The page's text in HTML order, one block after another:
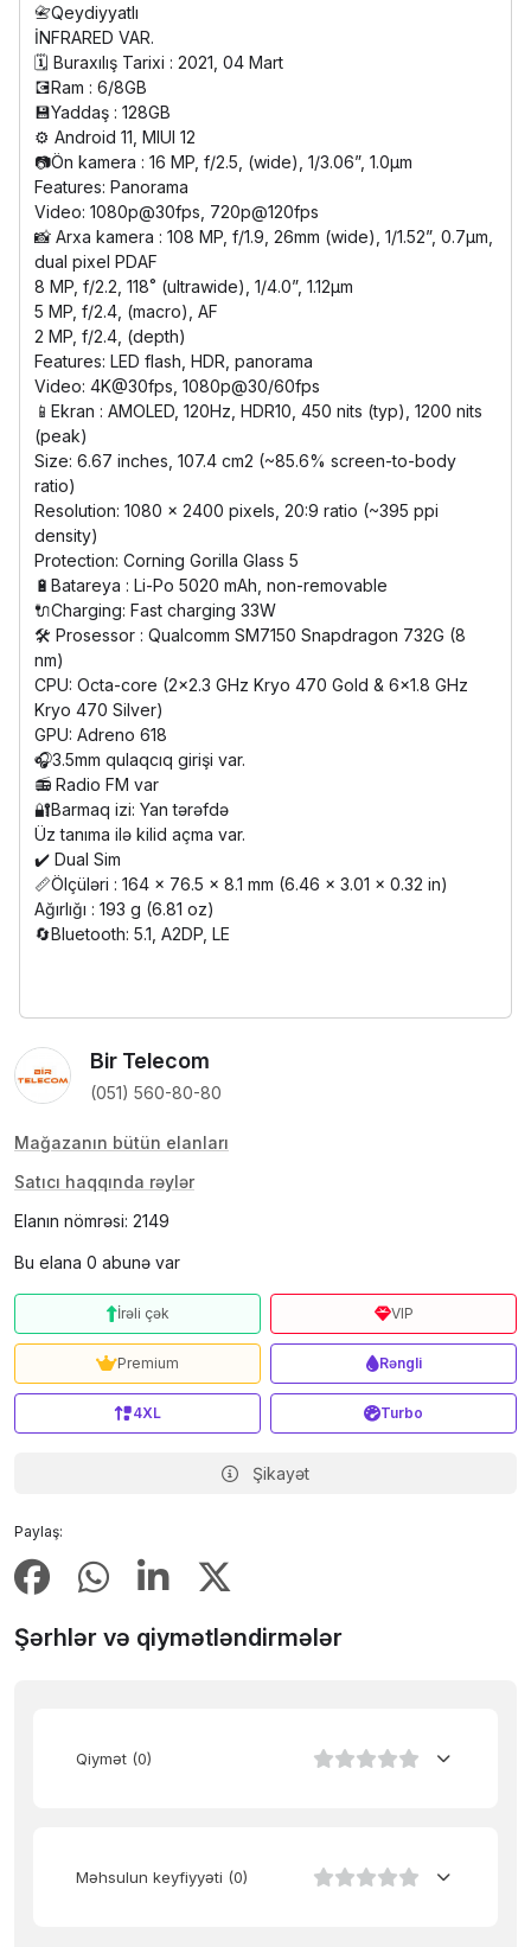
📇Qeydiyyatlı
İNFRARED VAR.
🗓️ Buraxılış Tarixi : 2021, 04 Mart
💽Ram : 6/8GB
💾Yaddaş : 128GB
⚙️ Android 11, MIUI 12
📷Ön kamera : 16 MP, f/2.5, (wide), 1/3.06”, 1.0µm
Features: Panorama
Video: 1080p@30fps, 720p@120fps
📸 Arxa kamera : 108 MP, f/1.9, 26mm (wide), 1/1.52”, 0.7µm,
dual pixel PDAF
8 MP, f/2.2, 118˚ (ultrawide), 1/4.0”, 1.12µm
5 MP, f/2.4, (macro), AF
2 MP, f/2.4, (depth)
Features: LED flash, HDR, panorama
Video: 4K@30fps, 1080p@30/60fps
📱Ekran : AMOLED, 120Hz, HDR10, 450 nits (typ), 1200 nits
(peak)
Size: 6.67 inches, 107.4 cm2 (~85.6% screen-to-body
ratio)
Resolution: 1080 x 2400 pixels, 20:9 ratio (~395 ppi
density)
Protection: Corning Gorilla Glass 5
🔋Batareya : Li-Po 5020 mAh, non-removable
🔌Charging: Fast charging 33W
🛠️ Prosessor : Qualcomm SM7150 Snapdragon 732G (8
nm)
CPU: Octa-core (2x2.3 GHz Kryo 470 Gold & 6x1.8 GHz
Kryo 470 Silver)
GPU: Adreno 618
🎧3.5mm qulaqcıq girişi var.
📻 Radio FM var
🔐Barmaq izi: Yan tərəfdə
Üz tanıma ilə kilid açma var.
✔️ Dual Sim
📏Ölçüləri : 164 x 76.5 x 8.1 mm (6.46 x 3.01 x 0.32 in)
Ağırlığı : 193 g (6.81 oz)
🔄Bluetooth: 5.1, A2DP, LE
Bir Telecom
(051) 560-80-80
Mağazanın bütün elanları
Satıcı haqqında rəylər
Elanın nömrəsi: 2149
Bu elana 0 abunə var
Paylaş:
İrəli çək VIP
Premium Rəngli
4XL Turbo
Şikayət
Şərhlər və qiymətləndirmələr
Qiymət (0)
Məhsulun keyfiyyəti (0)